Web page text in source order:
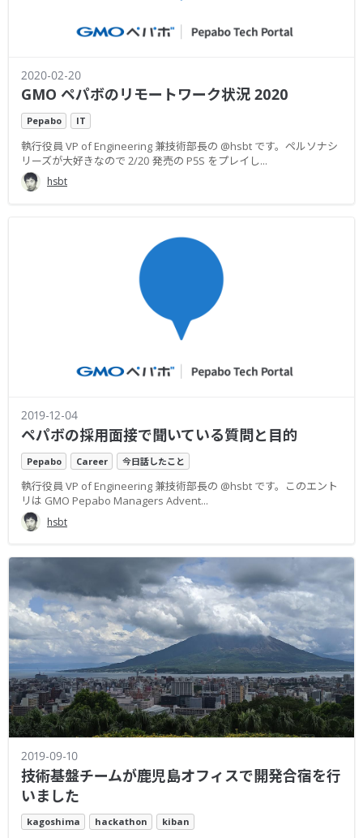
2020-02-20
GMO ペパボのリモートワーク状況 2020
Pepabo IT
執行役員 VP of Engineering 兼技術部長の @hsbt です。ペルソナシ
リーズが大好きなので 2/20 発売の P5S をプレイし...
hsbt
2019-12-04
ペパボの採用面接で聞いている質問と目的
Pepabo Career 今日話したこと
執行役員 VP of Engineering 兼技術部長の @hsbt です。このエント
リは GMO Pepabo Managers Advent...
hsbt
2019-09-10
技術基盤チームが鹿児島オフィスで開発合宿を行
いました
kagoshima hackathon kiban